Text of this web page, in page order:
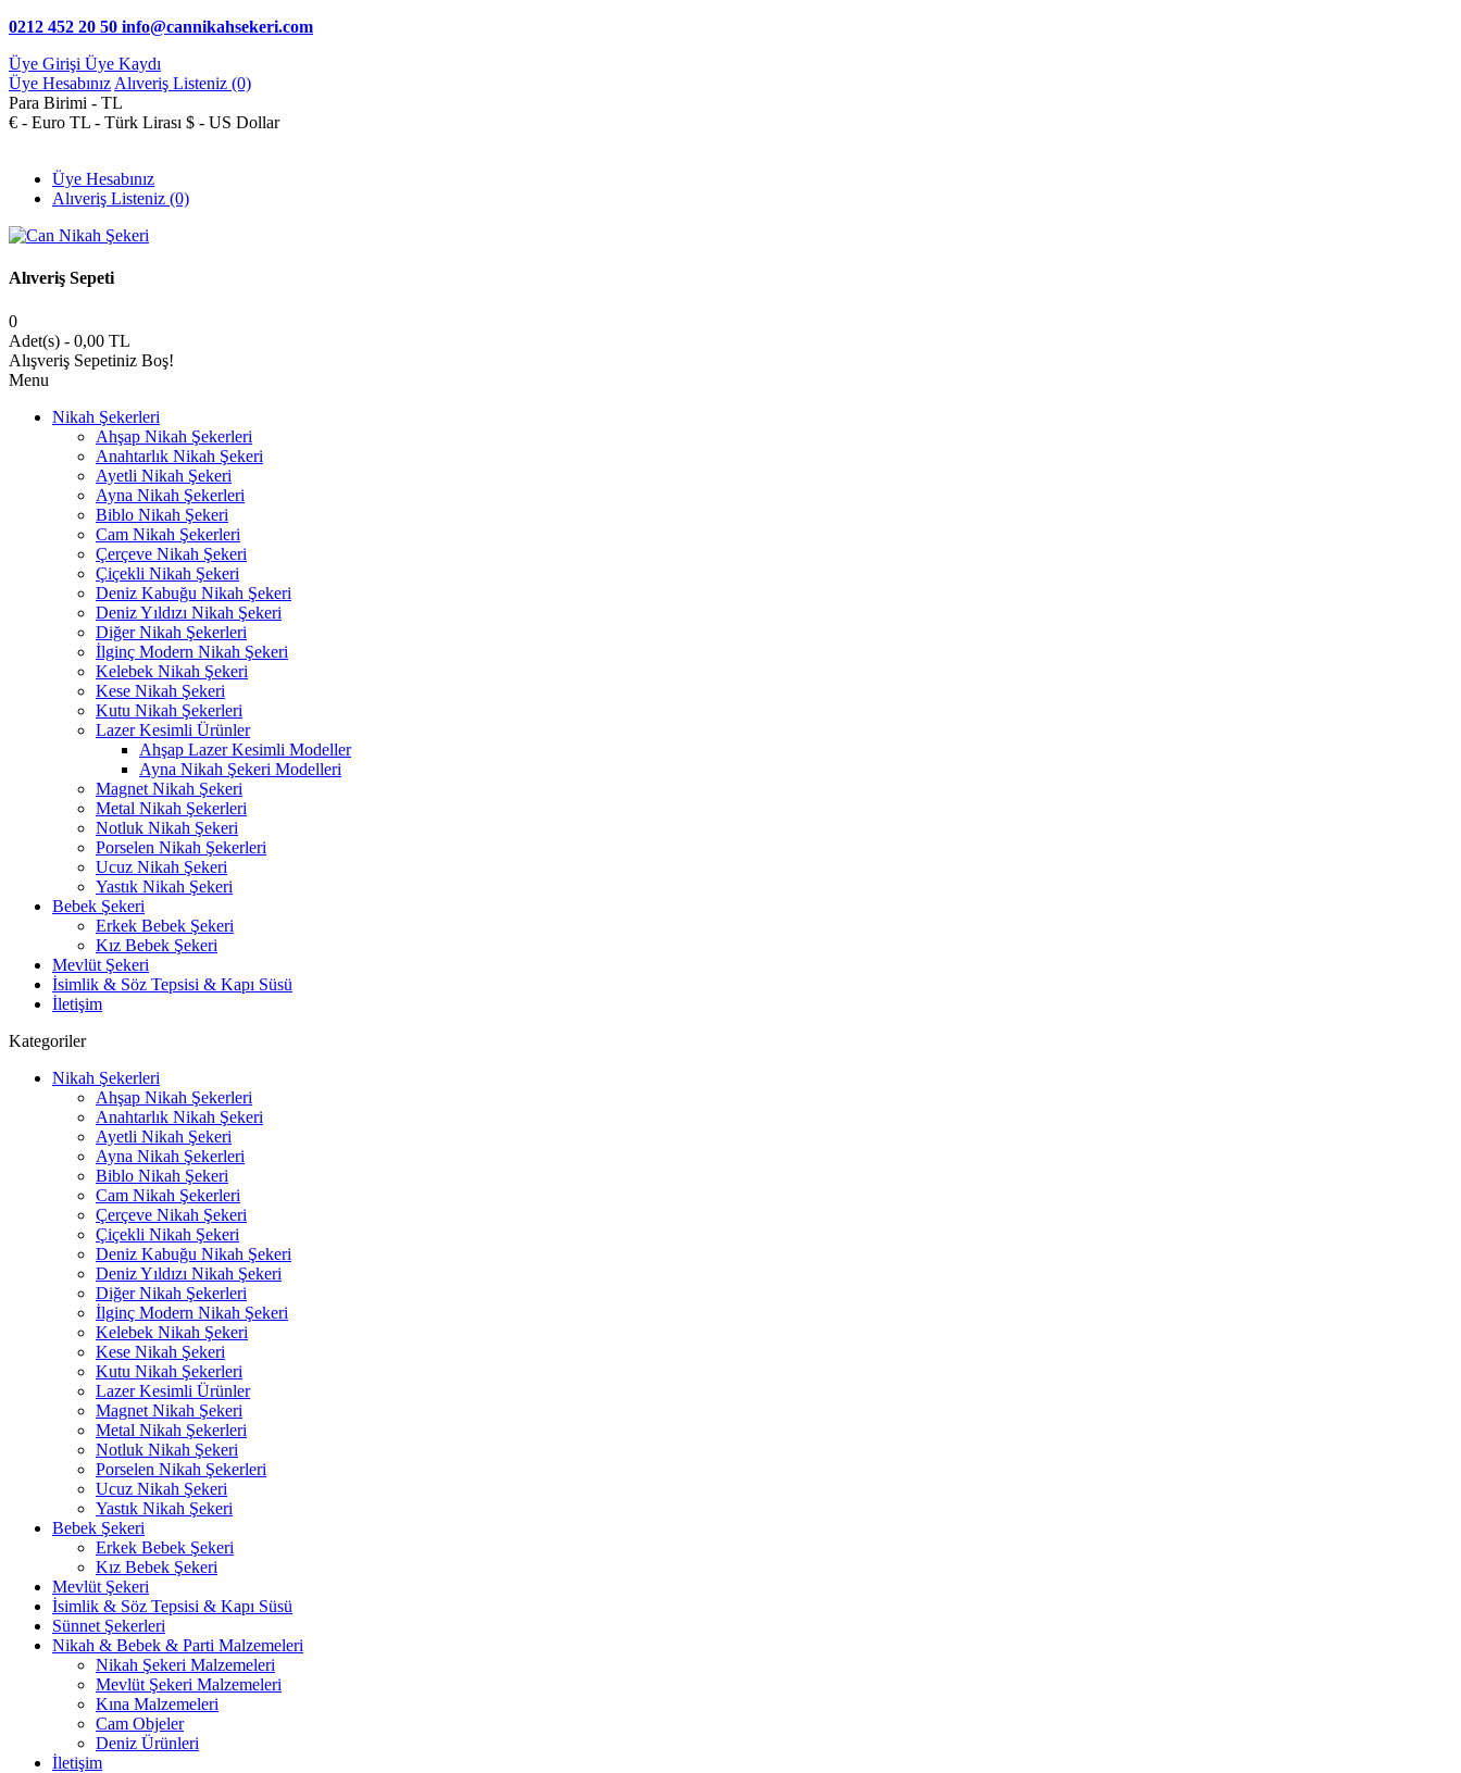
0212 452 20 50 info@cannikahsekeri.com
Üye Girişi Üye Kaydı
Üye Hesabınız Alıveriş Listeniz (0)
Para Birimi - TL
€ - Euro TL - Türk Lirası $ - US Dollar
Üye Hesabınız
Alıveriş Listeniz (0)
Alıveriş Sepeti
0
Adet(s) - 0,00 TL
Alışveriş Sepetiniz Boş!
Menu
Nikah Şekerleri
Ahşap Nikah Şekerleri
Anahtarlık Nikah Şekeri
Ayetli Nikah Şekeri
Ayna Nikah Şekerleri
Biblo Nikah Şekeri
Cam Nikah Şekerleri
Çerçeve Nikah Şekeri
Çiçekli Nikah Şekeri
Deniz Kabuğu Nikah Şekeri
Deniz Yıldızı Nikah Şekeri
Diğer Nikah Şekerleri
İlginç Modern Nikah Şekeri
Kelebek Nikah Şekeri
Kese Nikah Şekeri
Kutu Nikah Şekerleri
Lazer Kesimli Ürünler
Ahşap Lazer Kesimli Modeller
Ayna Nikah Şekeri Modelleri
Magnet Nikah Şekeri
Metal Nikah Şekerleri
Notluk Nikah Şekeri
Porselen Nikah Şekerleri
Ucuz Nikah Şekeri
Yastık Nikah Şekeri
Bebek Şekeri
Erkek Bebek Şekeri
Kız Bebek Şekeri
Mevlüt Şekeri
İsimlik & Söz Tepsisi & Kapı Süsü
İletişim
Kategoriler
Nikah Şekerleri
Ahşap Nikah Şekerleri
Anahtarlık Nikah Şekeri
Ayetli Nikah Şekeri
Ayna Nikah Şekerleri
Biblo Nikah Şekeri
Cam Nikah Şekerleri
Çerçeve Nikah Şekeri
Çiçekli Nikah Şekeri
Deniz Kabuğu Nikah Şekeri
Deniz Yıldızı Nikah Şekeri
Diğer Nikah Şekerleri
İlginç Modern Nikah Şekeri
Kelebek Nikah Şekeri
Kese Nikah Şekeri
Kutu Nikah Şekerleri
Lazer Kesimli Ürünler
Magnet Nikah Şekeri
Metal Nikah Şekerleri
Notluk Nikah Şekeri
Porselen Nikah Şekerleri
Ucuz Nikah Şekeri
Yastık Nikah Şekeri
Bebek Şekeri
Erkek Bebek Şekeri
Kız Bebek Şekeri
Mevlüt Şekeri
İsimlik & Söz Tepsisi & Kapı Süsü
Sünnet Şekerleri
Nikah & Bebek & Parti Malzemeleri
Nikah Şekeri Malzemeleri
Mevlüt Şekeri Malzemeleri
Kına Malzemeleri
Cam Objeler
Deniz Ürünleri
İletişim